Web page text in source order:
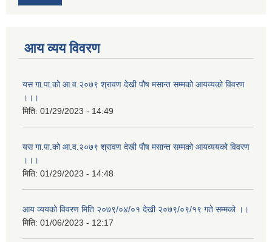
आय व्यय विवरण
यस गा.पा.को आ.व.२०७९ श्रावण देखी पौष मसान्त सम्मको आयव्यको विवरण
।।।
मिति: 01/29/2023 - 14:49
यस गा.पा.को आ.व.२०७९ श्रावण देखी पौष मसान्त सम्मको आयव्ययको विवरण
।।।
मिति: 01/29/2023 - 14:48
आय व्ययको विवरण मिति २०७९/०४/०१ देखी २०७९/०९/१९ गते सम्मको ।।
मिति: 01/06/2023 - 12:17